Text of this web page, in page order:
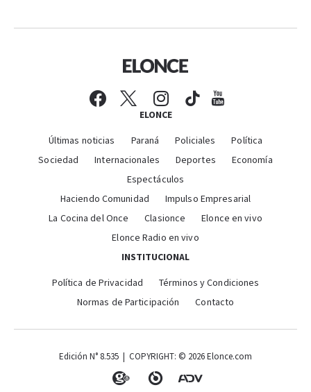
ELONCE
Últimas noticias Paraná Policiales
Política
Sociedad
Internacionales Deportes
Economía
Espectáculos
Haciendo Comunidad
Impulso Empresarial
La Cocina del Once
Clasionce
Elonce en vivo
Elonce Radio en vivo
INSTITUCIONAL
Política de Privacidad
Términos y Condiciones
Normas de Participación
Contacto
Edición N° 8.535 | COPYRIGHT: © 2026 Elonce.com